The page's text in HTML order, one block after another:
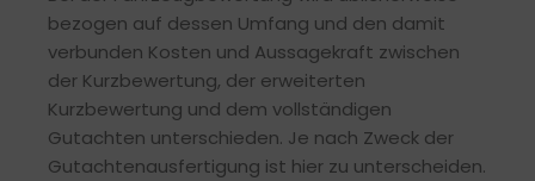
bezogen auf dessen Umfang und den damit
verbunden Kosten und Aussagekraft zwischen
der Kurzbewertung, der erweiterten
Kurzbewertung und dem vollständigen
Gutachten unterschieden. Je nach Zweck der
Gutachtenausfertigung ist hier zu unterscheiden.